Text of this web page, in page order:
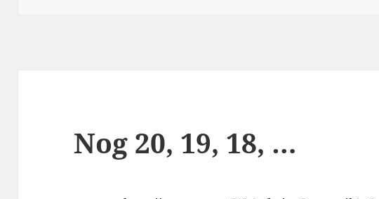
Nog 20, 19, 18, …